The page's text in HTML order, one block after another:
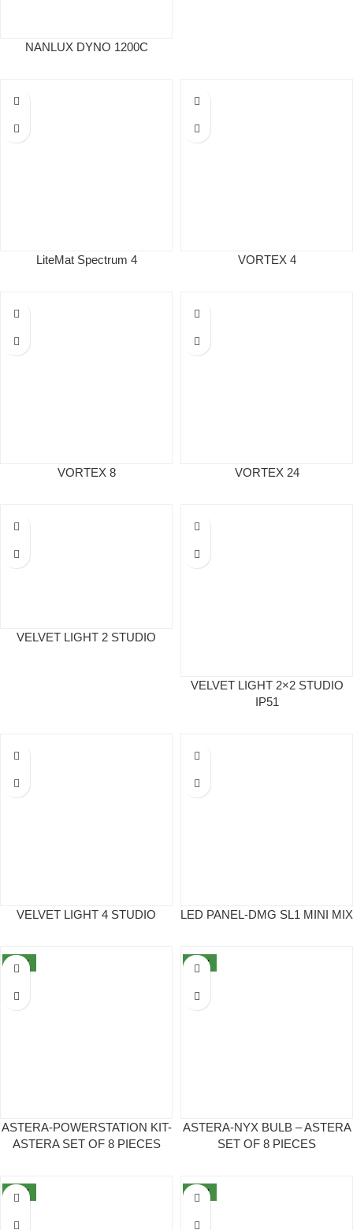
NANLUX DYNO 1200C
LiteMat Spectrum 4 VORTEX 4
VORTEX 8 VORTEX 24
VELVET LIGHT 2 STUDIO
VELVET LIGHT 2×2 STUDIO
IP51
VELVET LIGHT 4 STUDIO LED PANEL-DMG SL1 MINI MIX
NEW
ASTERA-POWERSTATION KIT-
ASTERA SET OF 8 PIECES
NEW
ASTERA-NYX BULB – ASTERA
SET OF 8 PIECES
NEW NEW